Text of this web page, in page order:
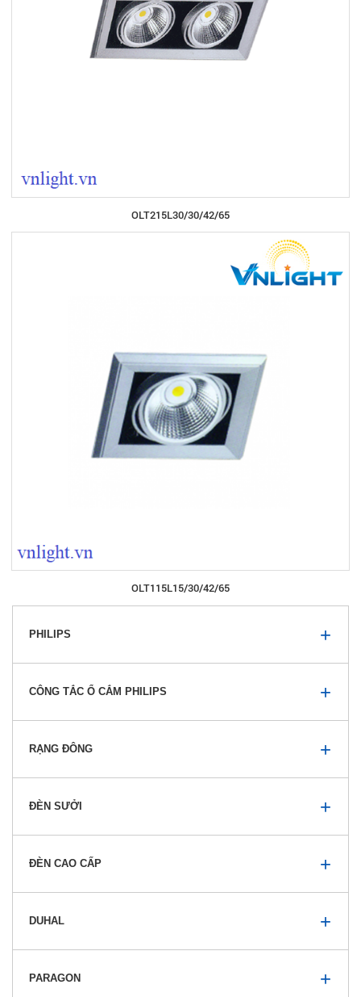
OLT215L30/30/42/65
OLT115L15/30/42/65
PHILIPS
CÔNG TẮC Ổ CẮM PHILIPS
RẠNG ĐÔNG
ĐÈN SƯỞI
ĐÈN CAO CẤP
DUHAL
PARAGON